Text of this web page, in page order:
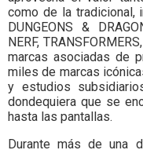
como de la tradicional,
DUNGEONS &
NERF,
marcas asociadas de
miles de marcas
y estudios
dondequiera que se
hasta las pantallas.
Durante más de una